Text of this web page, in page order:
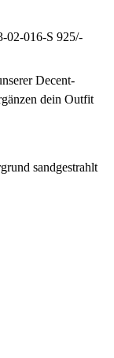
02-016-S 925/-
Decent-
dein Outfit
sandgestrahlt